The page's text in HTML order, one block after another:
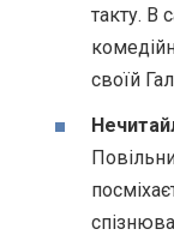
такту. В
своїй